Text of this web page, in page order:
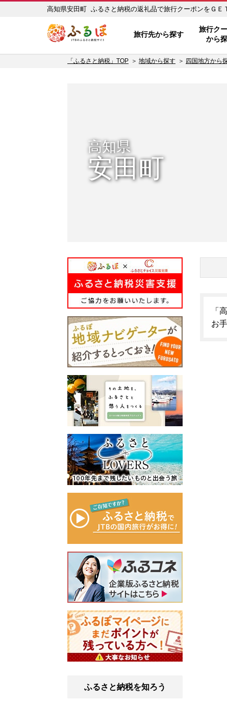
高知県安田町 ふるさと納税の返礼品で旅行クーポンをＧＥ
旅行先から探す
旅行ク
から
「ふるさと納税」TOP 地域から探す 四国地方から
高知県
安田町
「
お
ふるさと納税を知ろう